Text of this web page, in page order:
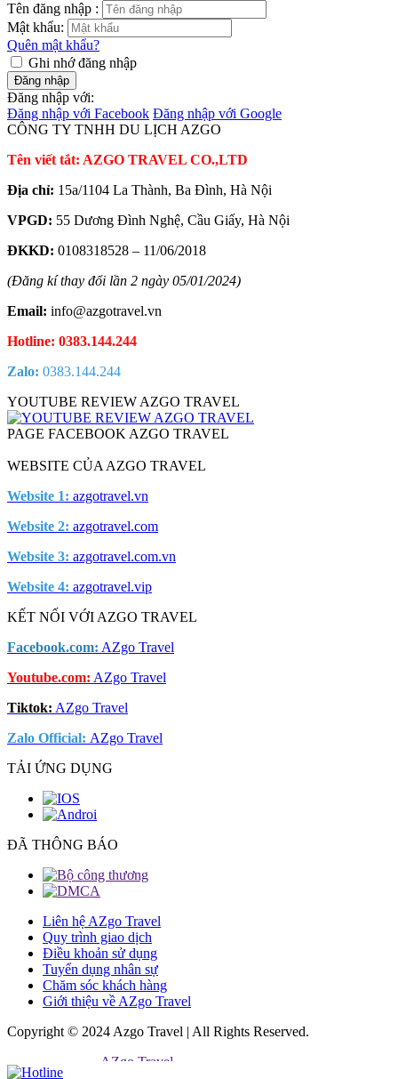
Tên đăng nhập :
Mật khẩu:
Quên mật khẩu?
Ghi nhớ đăng nhập
Đăng nhập
Đăng nhập với:
Đăng nhập với Facebook Đăng nhập với Google
CÔNG TY TNHH DU LỊCH AZGO
Tên viết tắt: AZGO TRAVEL CO.,LTD
Địa chỉ: 15a/1104 La Thành, Ba Đình, Hà Nội
VPGD: 55 Dương Đình Nghệ, Cầu Giấy, Hà Nội
ĐKKD: 0108318528 – 11/06/2018
(Đăng kí thay đổi lần 2 ngày 05/01/2024)
Email: info@azgotravel.vn
Hotline: 0383.144.244
Zalo: 0383.144.244
YOUTUBE REVIEW AZGO TRAVEL
PAGE FACEBOOK AZGO TRAVEL
WEBSITE CỦA AZGO TRAVEL
Website 1: azgotravel.vn
Website 2: azgotravel.com
Website 3: azgotravel.com.vn
Website 4: azgotravel.vip
KẾT NỐI VỚI AZGO TRAVEL
Facebook.com: AZgo Travel
Youtube.com: AZgo Travel
Tiktok: AZgo Travel
Zalo Official: AZgo Travel
TẢI ỨNG DỤNG
ĐÃ THÔNG BÁO
Liên hệ AZgo Travel
Quy trình giao dịch
Điều khoản sử dụng
Tuyển dụng nhân sự
Chăm sóc khách hàng
Giới thiệu về AZgo Travel
Copyright © 2024 Azgo Travel | All Rights Reserved.
AZgo Travel